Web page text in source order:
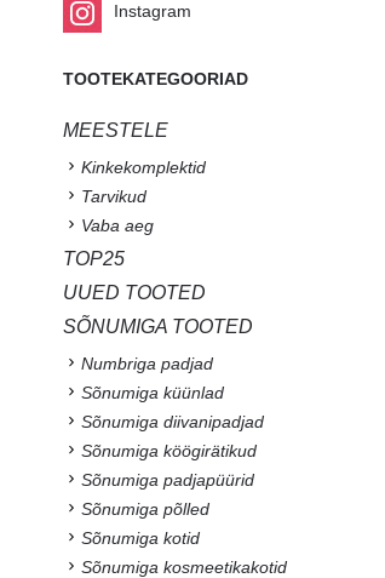
Instagram
TOOTEKATEGOORIAD
MEESTELE
Kinkekomplektid
Tarvikud
Vaba aeg
TOP25
UUED TOOTED
SÕNUMIGA TOOTED
Numbriga padjad
Sõnumiga küünlad
Sõnumiga diivanipadjad
Sõnumiga köögirätikud
Sõnumiga padjapüürid
Sõnumiga põlled
Sõnumiga kotid
Sõnumiga kosmeetikakotid